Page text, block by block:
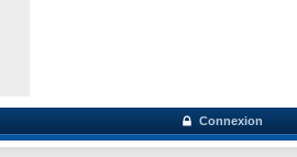
Connexion